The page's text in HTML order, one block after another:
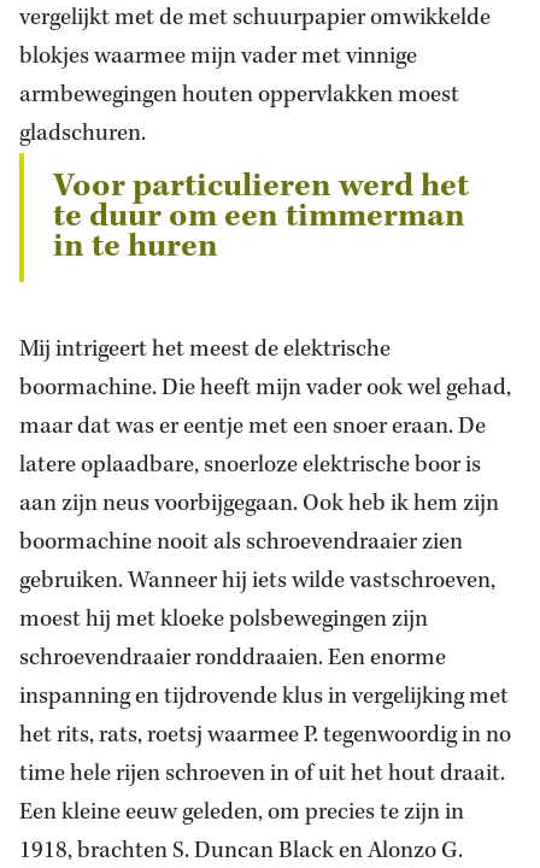
vergelijkt met de met schuurpapier omwikkelde
blokjes waarmee mijn vader met vinnige
armbewegingen houten oppervlakken moest
gladschuren.
Voor particulieren werd het
te duur om een timmerman
in te huren
Mij intrigeert het meest de elektrische
boormachine. Die heeft mijn vader ook wel gehad,
maar dat was er eentje met een snoer eraan. De
latere oplaadbare, snoerloze elektrische boor is
aan zijn neus voorbijgegaan. Ook heb ik hem zijn
boormachine nooit als schroevendraaier zien
gebruiken. Wanneer hij iets wilde vastschroeven,
moest hij met kloeke polsbewegingen zijn
schroevendraaier ronddraaien. Een enorme
inspanning en tijdrovende klus in vergelijking met
het rits, rats, roetsj waarmee P. tegenwoordig in no
time hele rijen schroeven in of uit het hout draait.
Een kleine eeuw geleden, om precies te zijn in
1918, brachten S. Duncan Black en Alonzo G.